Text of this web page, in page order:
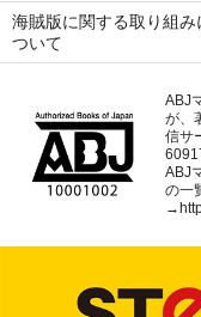
海賊版に関する取り組み
ついて
ABJ
が、
信サ
ABJ
の一
→